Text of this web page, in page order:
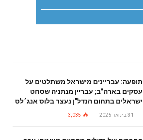
תופעה: עבריינים מישראל משתלטים על
עסקים בארה"ב; עבריין מנתניה שסחט
ישראלים בתחום הנדל"ן נעצר בלוס אנג׳לס
31 בינואר 2025 3,035